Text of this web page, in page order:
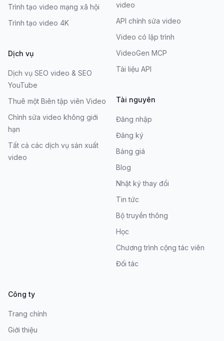
Trình tạo video mạng xã hội
Trình tạo video 4K
Dịch vụ
Dịch vụ SEO video & SEO
YouTube
Thuê một Biên tập viên Video
Chỉnh sửa video không giới
hạn
Tất cả các dịch vụ sản xuất
video
video
API chỉnh sửa video
Video có lập trình
VideoGen MCP
Tài liệu API
Tài nguyên
Đăng nhập
Đăng ký
Bảng giá
Blog
Nhật ký thay đổi
Tin tức
Bộ truyền thông
Học
Chương trình cộng tác viên
Đối tác
Công ty
Trang chính
Giới thiệu